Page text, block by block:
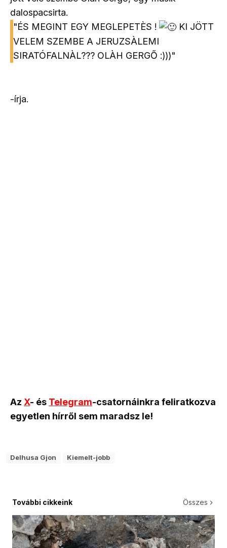
dalospacsirta.
"ÉS MEGINT EGY MEGLEPETÈS !
KI JÖTT
VELEM SZEMBE A JERUZSÀLEMI
SIRATÓFALNÀL??? OLÀH GERGŐ :)))"
-írja.
Az X- és Telegram-csatornáinkra feliratkozva
egyetlen hírről sem maradsz le!
Delhusa Gjon Kiemelt-jobb
További cikkeink Összes